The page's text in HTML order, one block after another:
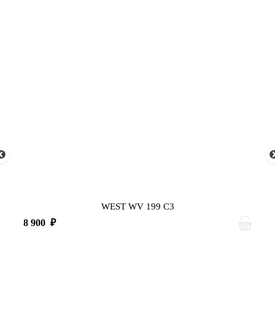
WEST WV 199 C3
8 900 ₽